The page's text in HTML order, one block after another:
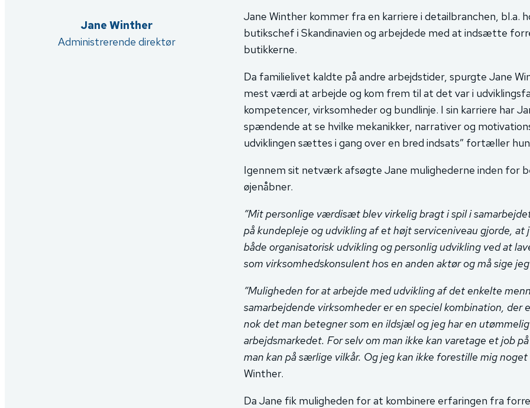
Jane Winther
Administrerende direktør
Jane Winther kommer fra en karriere i detailbranchen, bl.a.
butikschef i Skandinavien og arbejdede med at indsætte
butikkerne.
Da familielivet kaldte på andre arbejdstider, spurgte Jane
mest værdi at arbejde og kom frem til at det var i
kompetencer, virksomheder og bundlinje. I sin karriere har
spændende at se hvilke mekanikker, narrativer og
udviklingen sættes i gang over en bred indsats” fortæller
Igennem sit netværk afsøgte Jane mulighederne inden for
øjenåbner.
”Mit personlige værdisæt blev virkelig bragt i spil i
på kundepleje og udvikling af et højt serviceniveau gjorde,
både organisatorisk udvikling og personlig udvikling ved at
som virksomhedskonsulent hos en anden aktør og må sige
”Muligheden for at arbejde med udvikling af det enkelte
samarbejdende virksomheder er en speciel kombination, der
nok det man betegner som en ildsjæl og jeg har en
arbejdsmarkedet. For selv om man ikke kan varetage et job
man kan på særlige vilkår. Og jeg kan ikke forestille mig
Winther.
Da Jane fik muligheden for at kombinere erfaringen fra